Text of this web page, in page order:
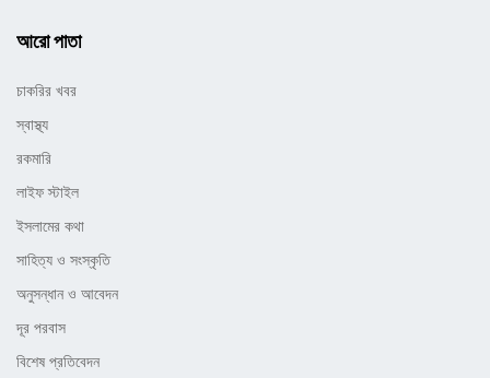
আরো পাতা
চাকরির খবর
স্বাস্থ্য
রকমারি
লাইফ স্টাইল
ইসলামের কথা
সাহিত্য ও সংস্কৃতি
অনুসন্ধান ও আবেদন
দূর পরবাস
বিশেষ প্রতিবেদন